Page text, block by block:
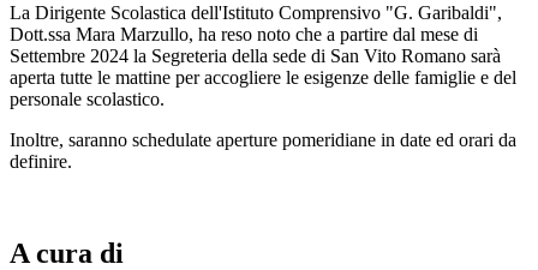
La Dirigente Scolastica dell'Istituto Comprensivo "G. Garibaldi",
Dott.ssa Mara Marzullo, ha reso noto che a partire dal mese di
Settembre 2024 la Segreteria della sede di San Vito Romano sarà
aperta tutte le mattine per accogliere le esigenze delle famiglie e del
personale scolastico.
Inoltre, saranno schedulate aperture pomeridiane in date ed orari da
definire.
A cura di